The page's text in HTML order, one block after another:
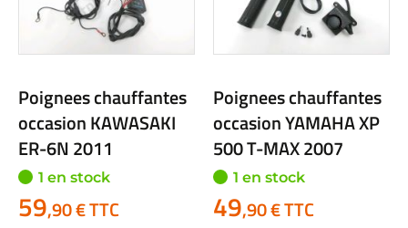
Poignees chauffantes
occasion KAWASAKI
ER-6N 2011
1 en stock
59,90 € TTC
Poignees chauffantes
occasion YAMAHA XP
500 T-MAX 2007
1 en stock
49,90 € TTC